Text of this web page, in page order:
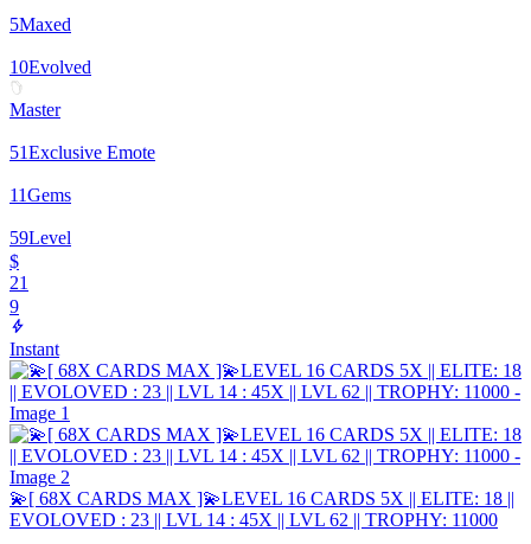
5Maxed
10Evolved
Master
51Exclusive Emote
11Gems
59Level
$
21
9
Instant
💫[ 68X CARDS MAX ]💫LEVEL 16 CARDS 5X || ELITE: 18 ||
EVOLOVED : 23 || LVL 14 : 45X || LVL 62 || TROPHY: 11000